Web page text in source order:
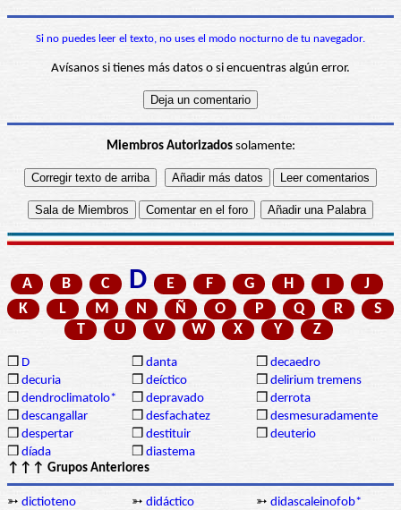
Si no puedes leer el texto, no uses el modo nocturno de tu navegador.
Avísanos si tienes más datos o si encuentras algún error.
Miembros Autorizadossolamente:
A B C D E F G H
J
K
L M N Ñ O P Q R
S
T
U V W X Y Z
❒ D ❒ danta ❒ decaedro
❒ decuria ❒ deíctico ❒ delirium tremens
❒ dendroclimatolo* ❒ depravado ❒ derrota
❒ descangallar ❒ desfachatez ❒ desmesuradamente
❒ despertar ❒ destituir ❒ deuterio
❒ díada ❒ diastema
↑↑↑ Grupos Anteriores
➳ dictioteno ➳ didáctico ➳ didascaleinofob*